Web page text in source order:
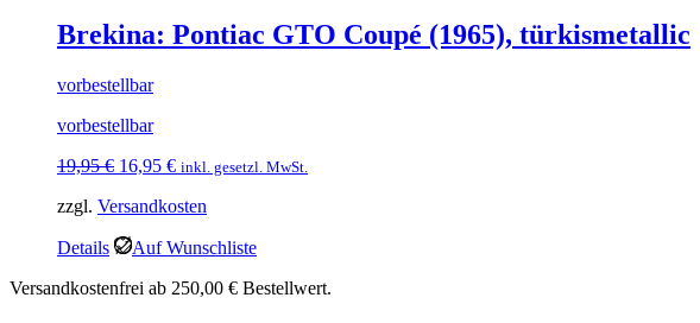
Brekina: Pontiac GTO Coupé (1965), türkismetallic
vorbestellbar
vorbestellbar
19,95€ Ursprünglicher
war:
16,95 €Aktueller
ist:
inkl. gesetzl. MwSt.
zzgl. Versandkosten
Details
Auf Wunschliste
Versandkostenfrei ab 250,00 € Bestellwert.